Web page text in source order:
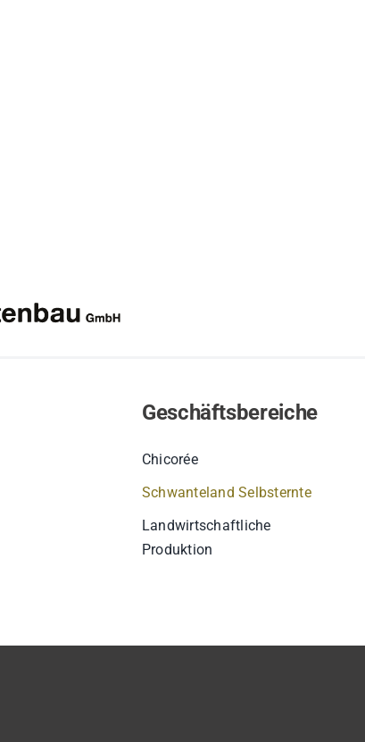
Geschäftsbereiche
Chicorée
Schwanteland Selbsternte
Landwirtschaftliche
Produktion